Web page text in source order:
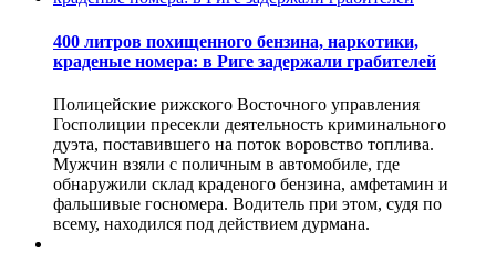
400 литров похищенного бензина, наркотики,
краденые номера: в Риге задержали грабителей
Полицейские рижского Восточного управления
Госполиции пресекли деятельность криминального
дуэта, поставившего на поток воровство топлива.
Мужчин взяли с поличным в автомобиле, где
обнаружили склад краденого бензина, амфетамин и
фальшивые госномера. Водитель при этом, судя по
всему, находился под действием дурмана.